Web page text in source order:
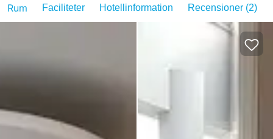
Rum Faciliteter Hotellinformation Recensioner (2)